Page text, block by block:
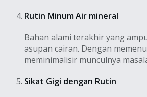
Rutin Minum Air mineral
Bahan alami terakhir yang
asupan cairan. Dengan
meminimalisir munculnya
Sikat Gigi dengan Rutin